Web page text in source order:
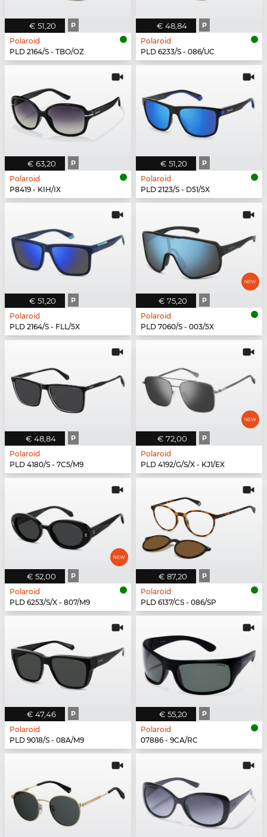
€ 51,20 P
Polaroid
PLD 2164/S - TBO/OZ
€ 48,84 P
Polaroid
PLD 6233/S - 086/UC
€ 63,20 P
Polaroid
P8419 - KIH/IX
€ 51,20 P
Polaroid
PLD 2123/S - D51/5X
€ 51,20 P
Polaroid
PLD 2164/S - FLL/5X
€ 75,20 P
Polaroid
PLD 7060/S - 003/5X
€ 48,84 P
Polaroid
PLD 4180/S - 7C5/M9
€ 72,00 P
Polaroid
PLD 4192/G/S/X - KJ1/EX
€ 52,00 P
Polaroid
PLD 6253/S/X - 807/M9
€ 87,20 P
Polaroid
PLD 6137/CS - 086/SP
€ 47,46 P
Polaroid
PLD 9018/S - 08A/M9
€ 55,20 P
Polaroid
07886 - 9CA/RC